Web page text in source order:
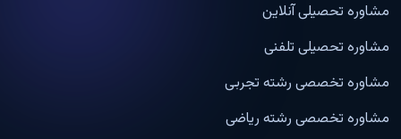
مشاوره تحصیلی آنلاین
مشاوره تحصیلی تلفنی
مشاوره تخصصی رشته تجربی
مشاوره تخصصی رشته ریاضی